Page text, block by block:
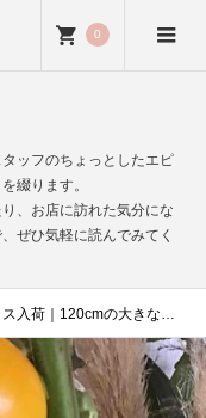
0
ッフのちょっとしたエピ
綴ります。
、お店に訪れた気分にな
ぜひ気軽に読んでみてく
大きな実が魅力の秋の実物｜（キツネの顔）